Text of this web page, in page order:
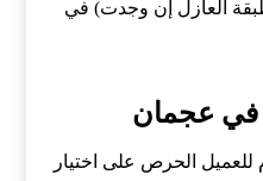
العازل إن وجدت) في
في عجمان
للعميل الحرص على اختيار